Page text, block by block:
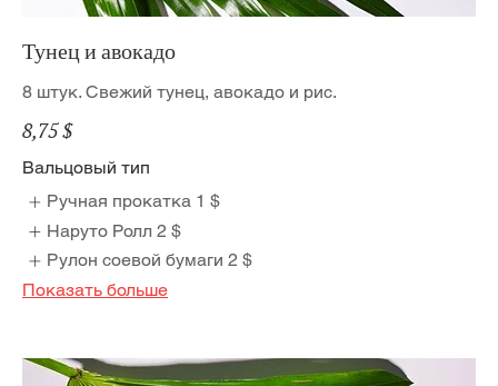
Тунец и авокадо
8 штук. Свежий тунец, авокадо и рис.
8,75 $
Вальцовый тип
Ручная прокатка 1 $
Наруто Ролл 2 $
Рулон соевой бумаги 2 $
Показать больше